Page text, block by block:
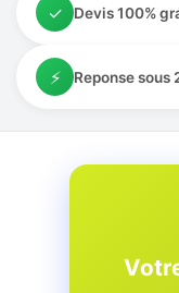
✓ Devis 100%
⚡ Reponse sous